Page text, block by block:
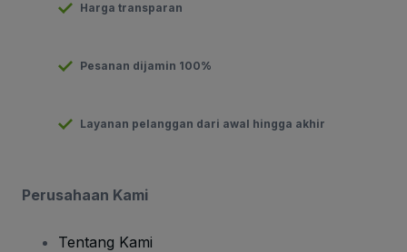
Harga transparan
Pesanan dijamin 100%
Layanan pelanggan dari awal hingga akhir
Perusahaan Kami
Tentang Kami